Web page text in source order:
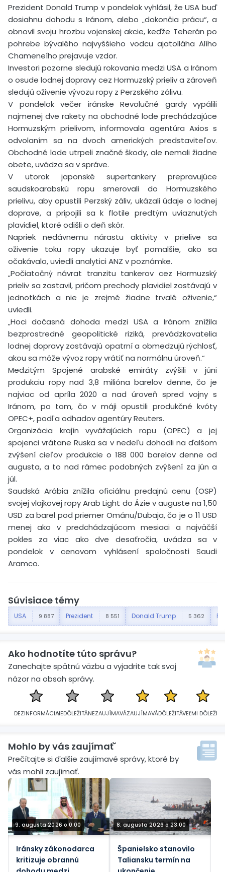
Prezident Donald Trump v pondelok vyhlásil, že USA buď
dosiahnu dohodu s Iránom, alebo „dokončia prácu“, a
obnovil svoju hrozbu vojenskej akcie, keďže Teherán po
pohrebe bývalého najvyššieho vodcu ajatolláha Alího
Chameneího prejavuje vzdor.
Investori pozorne sledujú rokovania medzi USA a Iránom
o osude lodnej dopravy cez Hormuzský prieliv a zároveň
sledujú oživenie vývozu ropy z Perzského zálivu.
V pondelok večer iránske Revolučné gardy vypálili
najmenej dve rakety na obchodné lode prechádzajúce
Hormuzským prielivom, informovala agentúra Axios s
odvolaním sa na dvoch amerických predstaviteľov.
Obchodné lode utrpeli značné škody, ale nemali žiadne
obete, uvádza sa v správe.
V utorok japonské supertankery prepravujúce
saudskoarabskú ropu smerovali do Hormuzského
prielivu, aby opustili Perzský záliv, ukázali údaje o lodnej
doprave, a pripojili sa k flotile predtým uviaznutých
plavidiel, ktoré odišli o deň skôr.
Napriek nedávnemu nárastu aktivity v prielive sa
oživenie toku ropy ukazuje byť pomalšie, ako sa
očakávalo, uviedli analytici ANZ v poznámke.
„Počiatočný návrat tranzitu tankerov cez Hormuzský
prieliv sa zastavil, pričom prechody plavidiel zostávajú v
jednotkách a nie je zrejmé žiadne trvalé oživenie,“
uviedli.
„Hoci dočasná dohoda medzi USA a Iránom znížila
bezprostredné geopolitické riziká, prevádzkovatelia
lodnej dopravy zostávajú opatrní a obmedzujú rýchlosť,
akou sa môže vývoz ropy vrátiť na normálnu úroveň.“
Medzitým Spojené arabské emiráty zvýšili v júni
produkciu ropy nad 3,8 milióna barelov denne, čo je
najviac od apríla 2020 a nad úroveň spred vojny s
Iránom, po tom, čo v máji opustili produkčné kvóty
OPEC+, podľa odhadov agentúry Reuters.
Organizácia krajín vyvážajúcich ropu (OPEC) a jej
spojenci vrátane Ruska sa v nedeľu dohodli na ďalšom
zvýšení cieľov produkcie o 188 000 barelov denne od
augusta, a to nad rámec podobných zvýšení za jún a
júl.
Saudská Arábia znížila oficiálnu predajnú cenu (OSP)
svojej vlajkovej ropy Arab Light do Ázie v auguste na 1,50
USD za barel pod priemer Ománu/Dubaja, čo je o 11 USD
menej ako v predchádzajúcom mesiaci a najväčší
pokles za viac ako dve desaťročia, uvádza sa v
pondelok v cenovom vyhlásení spoločnosti Saudi
Aramco.
Súvisiace témy
USA 9 887 Prezident 8 551 Donald Trump 5 362
Ako hodnotíte túto správu?
Zanechajte spätnú väzbu a vyjadrite tak svoj
názor na obsah správy.
DEZINFORMÁCIANEDÔLEŽITÁNEZAUJÍMAVÁZAUJÍMAVÁDÔLEŽITÁVEĽMI DÔLEŽITÁ
Mohlo by vás zaujímať´
Prečítajte si ďalšie zaujímavé správy, ktoré by
vás mohli zaujímať.
9. augusta 2026 o 0:00
Iránsky zákonodarca
kritizuje obrannú
8. augusta 2026 o 23:00
Španielsko stanovilo
Taliansku termín na